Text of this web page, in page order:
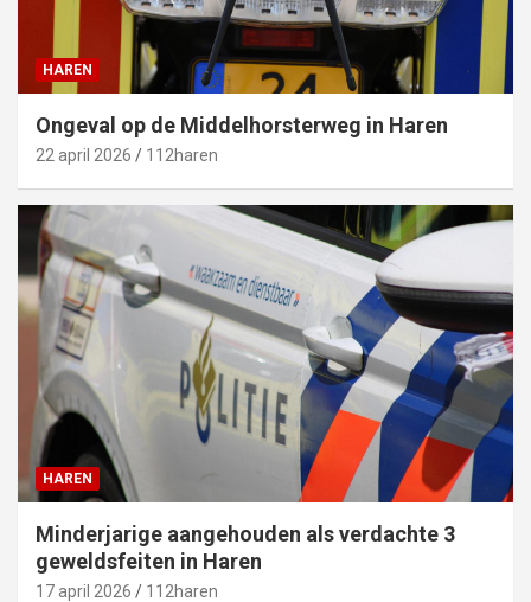
HAREN
Ongeval op de Middelhorsterweg in Haren
22 april 2026 112haren
HAREN
Minderjarige aangehouden als verdachte 3
geweldsfeiten in Haren
17 april 2026 112haren